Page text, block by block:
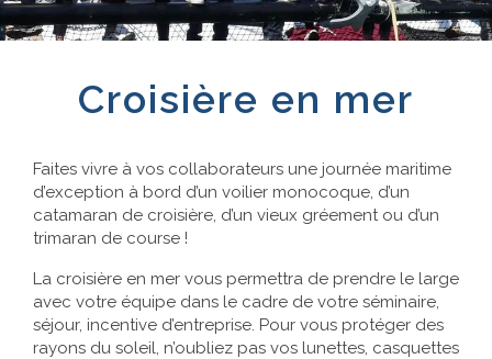
Références
Contact
Croisière en mer
Faites vivre à vos collaborateurs une journée maritime
d’exception à bord d’un voilier monocoque, d’un
catamaran de croisière, d’un vieux gréement ou d’un
trimaran de course !
La croisière en mer vous permettra de prendre le large
avec votre équipe dans le cadre de votre séminaire,
séjour, incentive d’entreprise. Pour vous protéger des
rayons du soleil, n’oubliez pas vos lunettes, casquettes